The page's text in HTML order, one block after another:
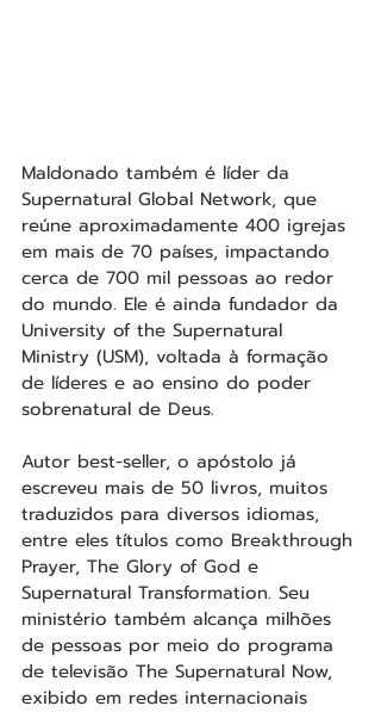
Maldonado também é líder da
Supernatural Global Network, que
reúne aproximadamente 400 igrejas
em mais de 70 países, impactando
cerca de 700 mil pessoas ao redor
do mundo. Ele é ainda fundador da
University of the Supernatural
Ministry (USM), voltada à formação
de líderes e ao ensino do poder
sobrenatural de Deus.
Autor best-seller, o apóstolo já
escreveu mais de 50 livros, muitos
traduzidos para diversos idiomas,
entre eles títulos como Breakthrough
Prayer, The Glory of God e
Supernatural Transformation. Seu
ministério também alcança milhões
de pessoas por meio do programa
de televisão The Supernatural Now,
exibido em redes internacionais